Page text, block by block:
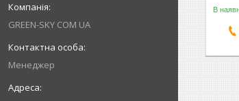
GREEN-SKY COM UA
Менеджер
В